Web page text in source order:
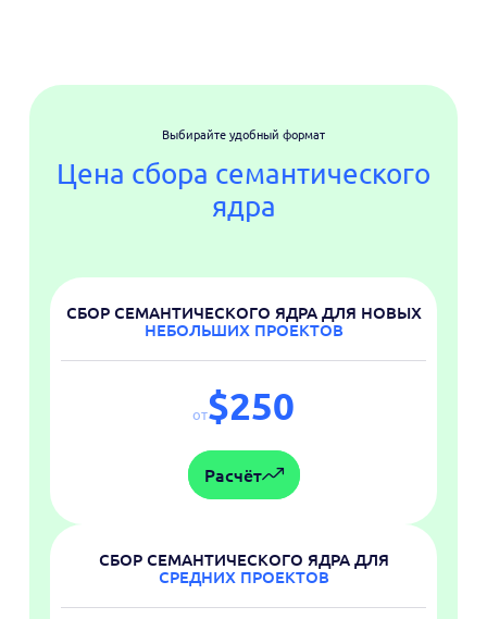
Выбирайте удобный формат
Цена сбора семантического
ядра
СБОР СЕМАНТИЧЕСКОГО ЯДРА ДЛЯ НОВЫХ
НЕБОЛЬШИХ ПРОЕКТОВ
от$250
Расчёт
СБОР СЕМАНТИЧЕСКОГО ЯДРА ДЛЯ
СРЕДНИХ ПРОЕКТОВ